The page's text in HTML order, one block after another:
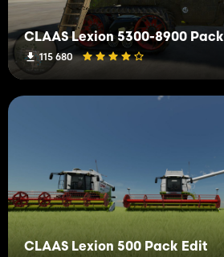
CLAAS Lexion 5300-8900 Pack
115 680
CLAAS Lexion 500 Pack Edit